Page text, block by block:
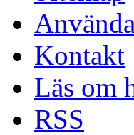
Kontakt
Läs om
RSS